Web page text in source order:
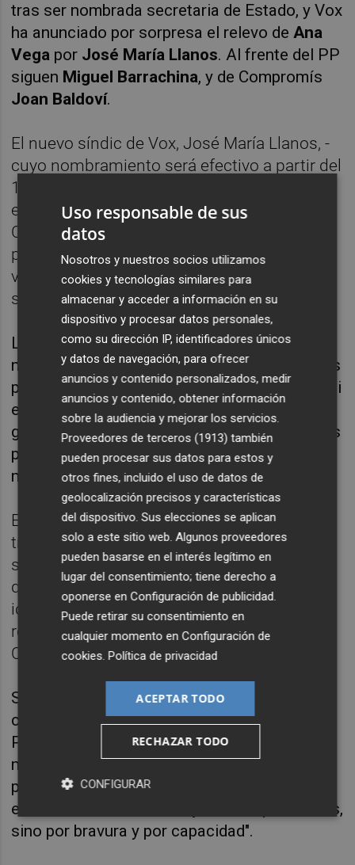
tras ser nombrada secretaria de Estado, y Vox
ha anunciado por sorpresa el relevo deAna
Vega por José María Llanos. Al frente del PP
siguen Miguel Barrachina, y de Compromís
Joan Baldoví.
El nuevo síndic de Vox, José María Llanos, -
cuyo nombramiento será efectivo a partir del
1 de enero próximo- ha restado importancia,
en declaraciones en los pasillos de Les
Corts, a que ya no haya síndicas: "a mí me
parecen las mujeres válidas y los hombres
válidos; los que son válidos, me da igual el
sexo que tengan".
Llanos ha considerado que si en algún
momento eran todo síndicas de los grupos es
porque "eran las más aptas y las mejores", y si
en estos momentos al frente de los cuatro
grupos parlamentarios hay cuatro síndicos es
porque "tres son los más aptos y los
mejores", y además está él.
El síndic del PP, Miguel Barrachina, ha
transmitido su "respeto, admiración y
simpatía" a los nuevos síndics, al considerar
que "todo el mundo, desde la distancia
ideológica, aporta lo mejor en
representación de los valencianos en esta
Cámara".
Sobre la ausencia de síndicas, ha
considerado que, "afortunadamente", el
Parlamento valenciano está "repleto de
mujeres combativas", y por ejemplo las leyes
presupuestarias de este pleno las defienden
en el caso del PP dos mujeres, "no por cuotas,
sino por bravura y por capacidad".
Uso responsable de sus
datos
Nosotros y nuestros socios utilizamos
cookies y tecnologías similares para
almacenar y acceder a información en su
dispositivo y procesar datos personales,
como su dirección IP, identificadores únicos
y datos de navegación, para ofrecer
anuncios y contenido personalizados, medir
anuncios y contenido, obtener información
sobre la audiencia y mejorar los servicios.
Proveedores de terceros (1913) también
pueden procesar sus datos para estos y
otros fines, incluido el uso de datos de
geolocalización precisos y características
del dispositivo. Sus elecciones se aplican
solo a este sitio web. Algunos proveedores
pueden basarse en el interés legítimo en
lugar del consentimiento; tiene derecho a
oponerse enConfiguración de publicidad
Puede retirar su consentimiento en
cualquier momento enConfiguración de
cookies .Política de privacidad
ACEPTAR TODO
RECHAZAR TODO
CONFIGURAR